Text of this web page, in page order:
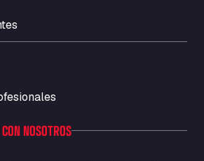
NOSOTROS